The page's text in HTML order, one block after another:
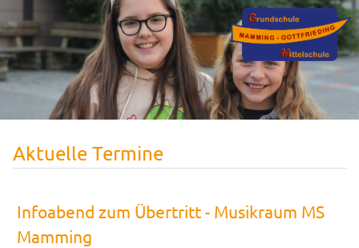
Aktuelle Termine
Infoabend zum Übertritt - Musikraum MS
Mamming